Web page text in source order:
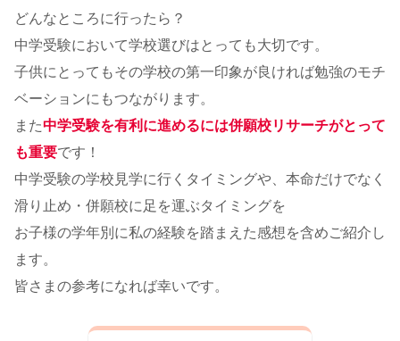
どんなところに行ったら？
中学受験において学校選びはとっても大切です。
子供にとってもその学校の第一印象が良ければ勉強のモチ
ベーションにもつながります。
また中学受験を有利に進めるには併願校リサーチがとって
も重要です！
中学受験の学校見学に行くタイミングや、本命だけでなく
滑り止め・併願校に足を運ぶタイミングを
お子様の学年別に私の経験を踏まえた感想を含めご紹介し
ます。
皆さまの参考になれば幸いです。